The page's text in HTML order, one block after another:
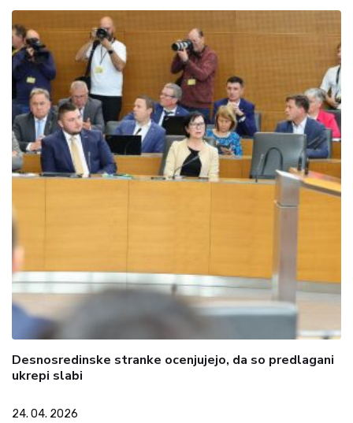
Desnosredinske stranke ocenjujejo, da so predlagani
ukrepi slabi
24. 04. 2026